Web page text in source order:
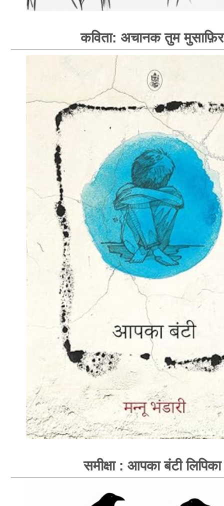
कविता: अचानक तुम मुसाफ़िर
समीक्षा : आपका बंटी लिपिका